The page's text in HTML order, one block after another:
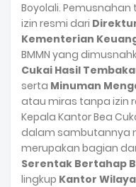
Boyolali.
izin resmi dari
Kementerian
BMMN yang
Cukai Hasil
serta Minuman
atau miras tanpa izin
Kepala Kantor Bea
dalam sambutannya
merupakan bagian
Serentak Bertahap
lingkup Kantor